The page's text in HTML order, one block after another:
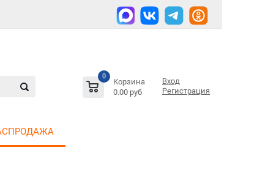
0
Корзина
0.00 руб
Вход
Регистрация